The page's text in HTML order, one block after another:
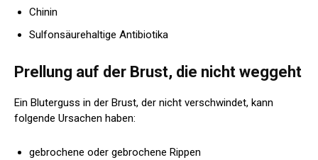
Chinin
Sulfonsäurehaltige Antibiotika
Prellung auf der Brust, die nicht weggeht
Ein Bluterguss in der Brust, der nicht verschwindet, kann
folgende Ursachen haben:
gebrochene oder gebrochene Rippen